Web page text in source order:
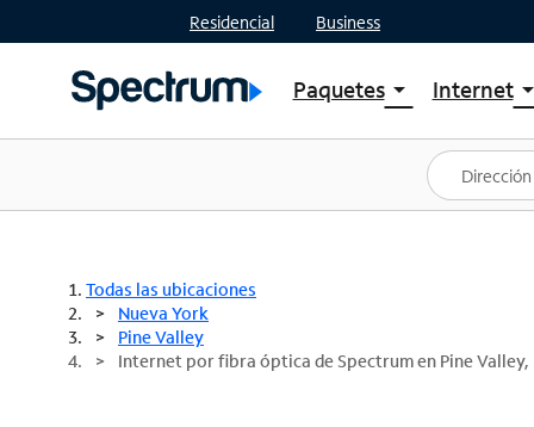
Residencial Business
Paquetesarrow_drop_down
Ver paquetes
Spectrum One
Mejores ofertas
Internet
Todas las ubicaciones
Nueva York
Pine Valley
Internet por fibra óptica de Spectrum en Pine Valley,